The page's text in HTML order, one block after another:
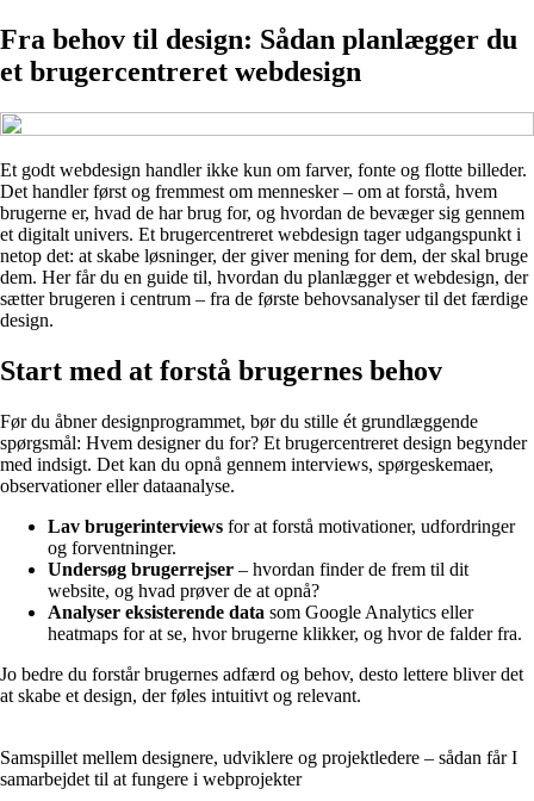
Fra behov til design: Sådan planlægger du
et brugercentreret webdesign
Et godt webdesign handler ikke kun om farver, fonte og flotte billeder.
Det handler først og fremmest om mennesker – om at forstå, hvem
brugerne er, hvad de har brug for, og hvordan de bevæger sig gennem
et digitalt univers. Et brugercentreret webdesign tager udgangspunkt i
netop det: at skabe løsninger, der giver mening for dem, der skal bruge
dem. Her får du en guide til, hvordan du planlægger et webdesign, der
sætter brugeren i centrum – fra de første behovsanalyser til det færdige
design.
Start med at forstå brugernes behov
Før du åbner designprogrammet, bør du stille ét grundlæggende
spørgsmål: Hvem designer du for? Et brugercentreret design begynder
med indsigt. Det kan du opnå gennem interviews, spørgeskemaer,
observationer eller dataanalyse.
Lav brugerinterviews for at forstå motivationer, udfordringer
og forventninger.
Undersøg brugerrejser – hvordan finder de frem til dit
website, og hvad prøver de at opnå?
Analyser eksisterende data som Google Analytics eller
heatmaps for at se, hvor brugerne klikker, og hvor de falder fra.
Jo bedre du forstår brugernes adfærd og behov, desto lettere bliver det
at skabe et design, der føles intuitivt og relevant.
Samspillet mellem designere, udviklere og projektledere – sådan får I
samarbejdet til at fungere i webprojekter